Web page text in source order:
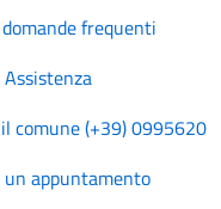
frequenti
comune (+39) 0995620
un appuntamento